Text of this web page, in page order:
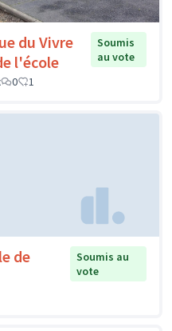
du Vivre
l'école
Soumis
au vote
0 1
de
Soumis au
vote